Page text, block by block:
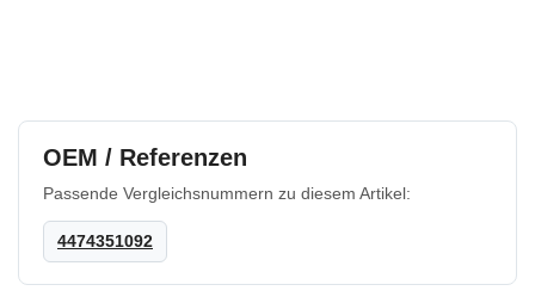
OEM / Referenzen
Passende Vergleichsnummern zu diesem Artikel:
4474351092